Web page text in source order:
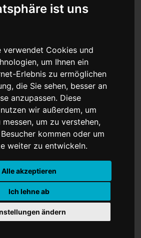
ist uns
verwendet Cookies und
um Ihnen ein
Erlebnis zu ermöglichen
die Sie sehen, besser an
anzupassen. Diese
wir außerdem, um
um zu verstehen,
kommen oder um
weiter zu entwickeln.
Alle akzeptieren
Ich lehne ab
ändern
Gefahr?
Kritik an der
Balogun-